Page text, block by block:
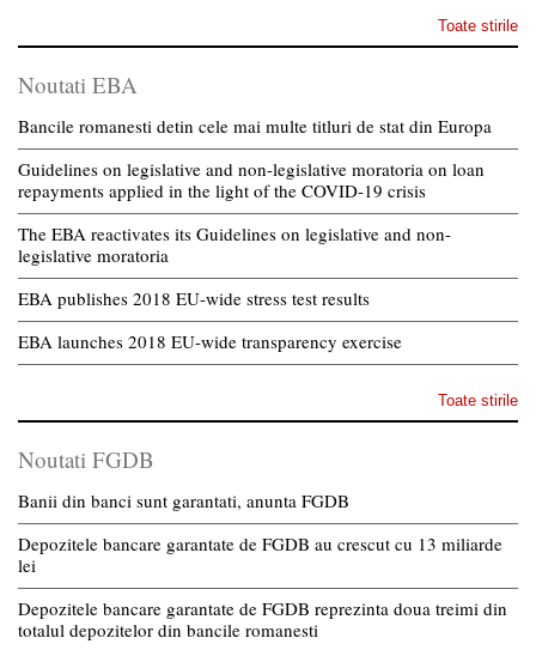
Toate stirile
Noutati EBA
Bancile romanesti detin cele mai multe titluri de stat din Europa
Guidelines on legislative and non-legislative moratoria on loan
repayments applied in the light of the COVID-19 crisis
The EBA reactivates its Guidelines on legislative and non-
legislative moratoria
EBA publishes 2018 EU-wide stress test results
EBA launches 2018 EU-wide transparency exercise
Toate stirile
Noutati FGDB
Banii din banci sunt garantati, anunta FGDB
Depozitele bancare garantate de FGDB au crescut cu 13 miliarde
lei
Depozitele bancare garantate de FGDB reprezinta doua treimi din
totalul depozitelor din bancile romanesti